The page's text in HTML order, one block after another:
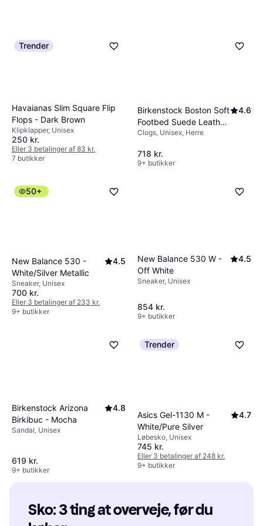
Trender
Havaianas Slim Square Flip
Flops - Dark Brown
Klipklapper, Unisex
250 kr.
Eller 3 betalinger af 83 kr.
7 butikker
Birkenstock Boston Soft
Footbed Suede Leather
- Black
4.6
Clogs, Unisex, Herre
718 kr.
9+ butikker
50+
New Balance 530 -
White/Silver Metallic
4.5
Sneaker, Unisex
700 kr.
Eller 3 betalinger af 233 kr.
9+ butikker
New Balance 530 W -
Off White
4.5
Sneaker, Unisex
854 kr.
9+ butikker
Birkenstock Arizona
Birkibuc - Mocha
4.8
Sandal, Unisex
619 kr.
9+ butikker
Trender
Asics Gel-1130 M -
White/Pure Silver
4.7
Løbesko, Unisex
745 kr.
Eller 3 betalinger af 248 kr.
9+ butikker
Sko: 3 ting at overveje, før du